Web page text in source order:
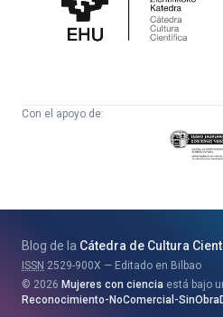
Cultura
Científica
Con el apoyo de:
Eusko
eta
Saila
Blog de la Cátedra de Cultura
ISSN 2529-900X
Editado en Bilbao
2026 Mujeres con ciencia está bajo
Reconocimiento-NoComercial-